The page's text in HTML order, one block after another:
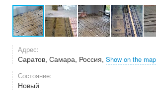
Адрес:
Саратов, Самара, Россия, Show on the map
Состояние:
Новый